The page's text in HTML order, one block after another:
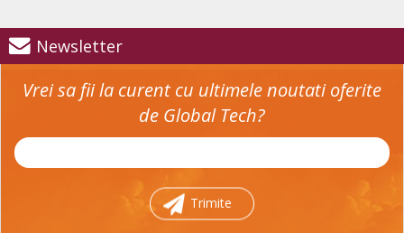
Newsletter
Vrei sa fii la curent cu ultimele noutati oferite
de Global Tech?
Trimite